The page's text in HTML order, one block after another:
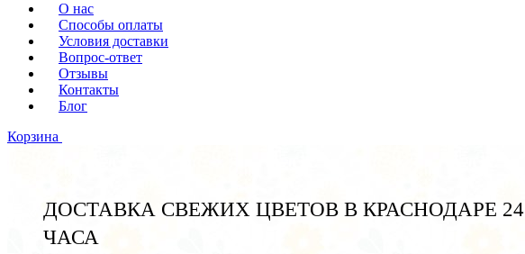
О нас
Способы оплаты
Условия доставки
Вопрос-ответ
Отзывы
Контакты
Блог
Корзина
ДОСТАВКА СВЕЖИХ ЦВЕТОВ В КРАСНОДАРЕ 24
ЧАСА